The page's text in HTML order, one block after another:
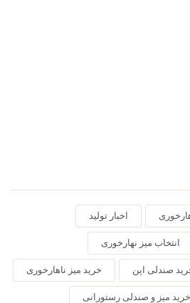
اخبار تولید
انتخاب میز نهارخوری
صندلی اپن خرید میز ناهارخوری
خرید میز و صندلی رستورانی